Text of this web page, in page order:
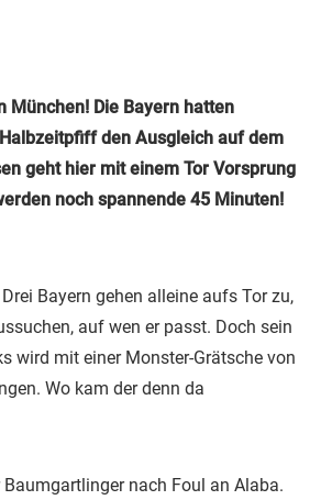
München! Die Bayern hatten
den Ausgleich auf dem
geht hier mit einem Tor Vorsprung
noch spannende 45 Minuten!
Drei Bayern gehen alleine aufs Tor zu,
auf wen er passt. Doch sein
wird mit einer Monster-Grätsche von
Wo kam der denn da
Baumgartlinger nach Foul an Alaba.